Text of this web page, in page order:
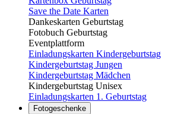
Save the Date Karten
Dankeskarten Geburtstag
Fotobuch Geburtstag
Eventplattform
Einladungskarten Kindergeburtstag
Kindergeburtstag Jungen
Kindergeburtstag Mädchen
Kindergeburtstag Unisex
Einladungskarten 1. Geburtstag
Fotogeschenke